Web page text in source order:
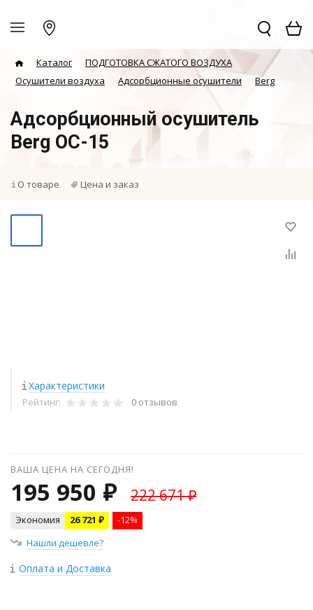
Каталог
ПОДГОТОВКА СЖАТОГО ВОЗДУХА
Осушители воздуха
Адсорбционные осушители Berg
Адсорбционный осушитель
Berg ОС-15
О товаре Цена и заказ
Характеристики
Рейтинг: 0 отзывов
ВАША ЦЕНА НА СЕГОДНЯ!
195 950 ₽ 222 671 ₽
Экономия 26 721 ₽
-12%
Нашли дешевле?
Оплата и Доставка